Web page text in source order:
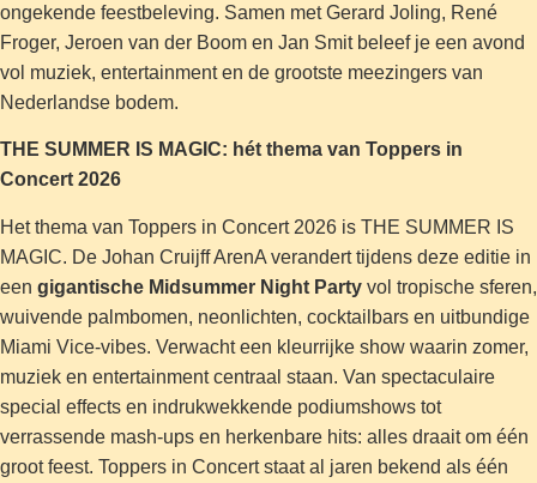
ongekende feestbeleving. Samen met Gerard Joling, René
Froger, Jeroen van der Boom en Jan Smit beleef je een avond
vol muziek, entertainment en de grootste meezingers van
Nederlandse bodem.
THE SUMMER IS MAGIC: hét thema van Toppers in
Concert 2026
Het thema van Toppers in Concert 2026 is THE SUMMER IS
MAGIC. De Johan Cruijff ArenA verandert tijdens deze editie in
een gigantische Midsummer Night Party vol tropische sferen,
wuivende palmbomen, neonlichten, cocktailbars en uitbundige
Miami Vice-vibes. Verwacht een kleurrijke show waarin zomer,
muziek en entertainment centraal staan. Van spectaculaire
special effects en indrukwekkende podiumshows tot
verrassende mash-ups en herkenbare hits: alles draait om één
groot feest. Toppers in Concert staat al jaren bekend als één